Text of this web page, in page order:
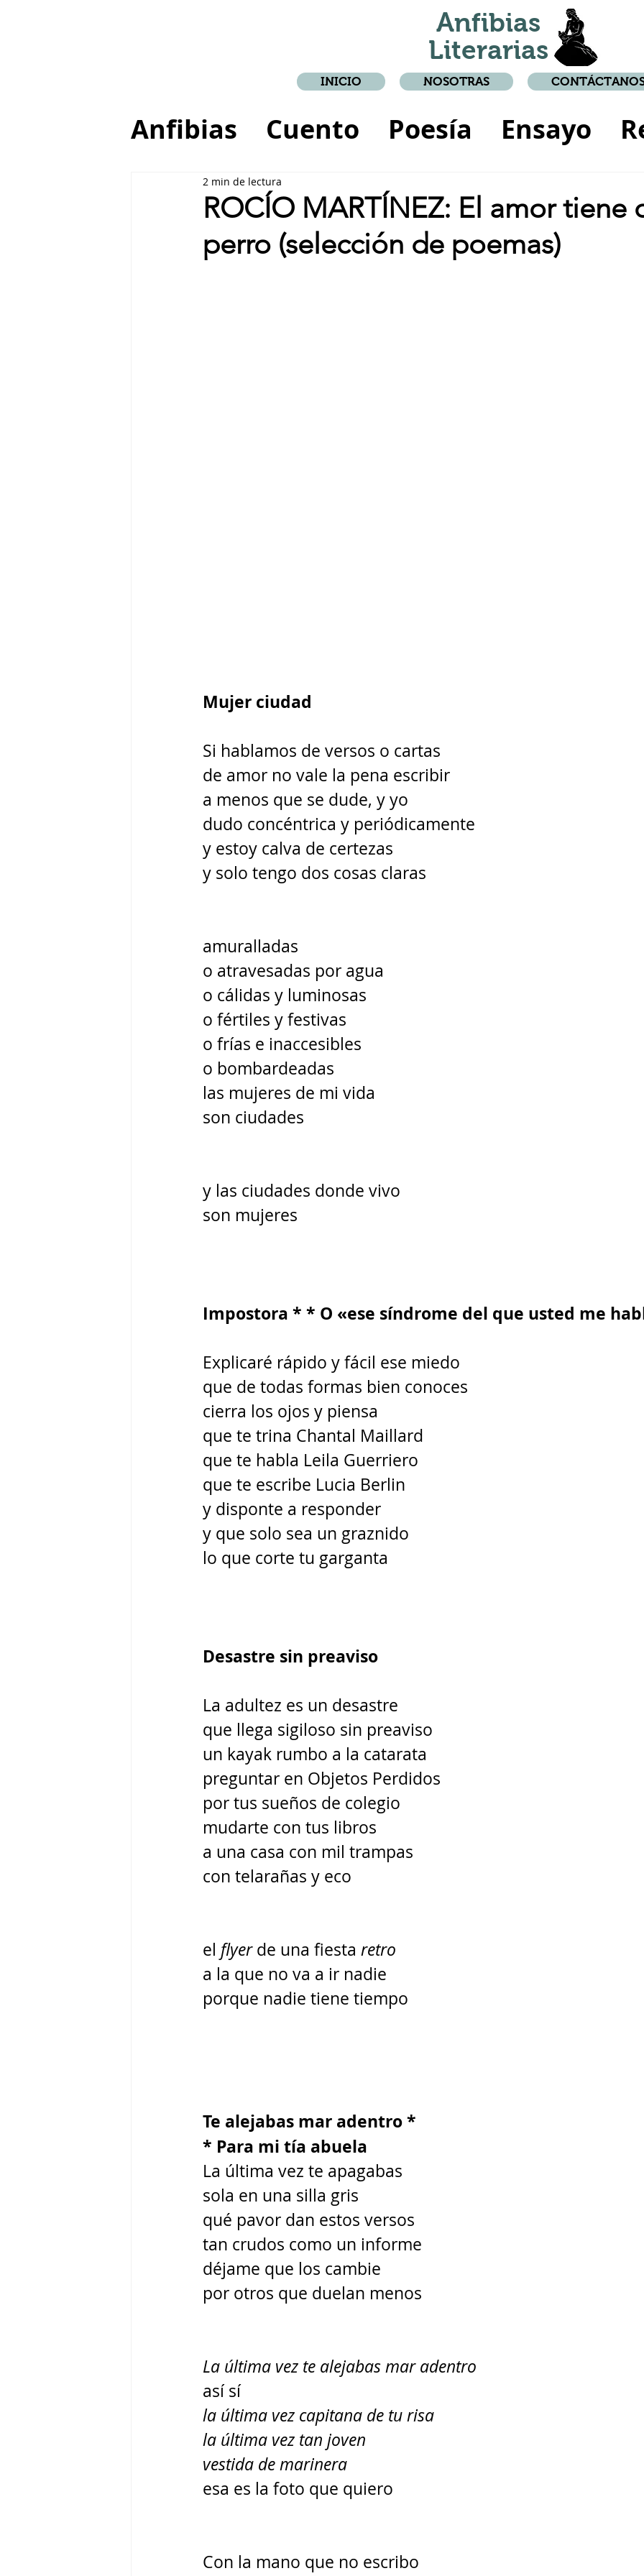
Anfibias
Literarias
INICIO NOSOTRAS
Anfibias Cuento Poesía Ensayo
Crónica
ROCÍO MARTÍNEZ: El amor tiene
perro (selección de poemas)
2 min de lectura
Mujer ciudad
Si hablamos de versos o cartas
de amor no vale la pena escribir
a menos que se dude, y yo
dudo concéntrica y periódicamente
y estoy calva de certezas
y solo tengo dos cosas claras
amuralladas
o atravesadas por agua
o cálidas y luminosas
o fértiles y festivas
o frías e inaccesibles
o bombardeadas
las mujeres de mi vida
son ciudades
y las ciudades donde vivo
son mujeres
Impostora * * O «ese síndrome del que usted me
Explicaré rápido y fácil ese miedo
que de todas formas bien conoces
cierra los ojos y piensa
que te trina Chantal Maillard
que te habla Leila Guerriero
que te escribe Lucia Berlin
y disponte a responder
y que solo sea un graznido
lo que corte tu garganta
Desastre sin preaviso
La adultez es un desastre
que llega sigiloso sin preaviso
un kayak rumbo a la catarata
preguntar en Objetos Perdidos
por tus sueños de colegio
mudarte con tus libros
a una casa con mil trampas
con telarañas y eco
el flyer de una fiesta retro
a la que no va a ir nadie
porque nadie tiene tiempo
Te alejabas mar adentro *
* Para mi tía abuela
La última vez te apagabas
sola en una silla gris
qué pavor dan estos versos
tan crudos como un informe
déjame que los cambie
por otros que duelan menos
La última vez te alejabas mar adentro
así sí
la última vez capitana de tu risa
la última vez tan joven
vestida de marinera
esa es la foto que quiero
Con la mano que no escribo